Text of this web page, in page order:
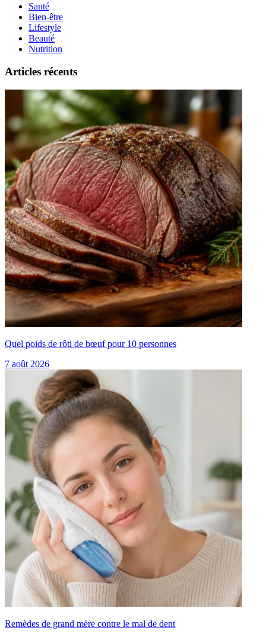
Santé
Bien-être
Lifestyle
Beauté
Nutrition
Articles récents
Quel poids de rôti de bœuf pour 10 personnes
7 août 2026
Remèdes de grand mère contre le mal de dent